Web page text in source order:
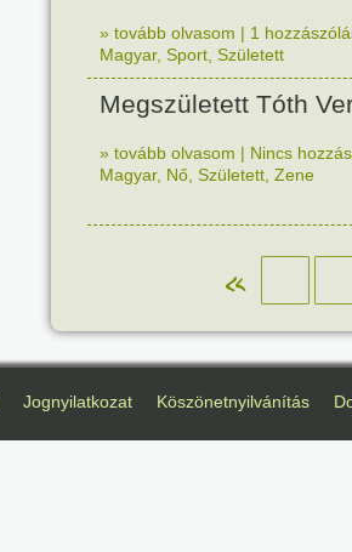
» tovább olvasom | 1
Magyar, Sport Született
Megszületett Tóth
» tovább olvasom | Nincs
Magyar, Nő Született Zene
«
Jognyilatkozat Köszönetnyilvánítás